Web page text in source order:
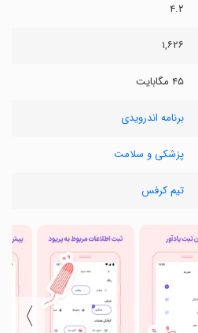
۴.۲
۱,۶۲۶
۴۵ مگابایت
برنامه اندرویدی
پزشکی و سلامت
تیم کرفس
〉